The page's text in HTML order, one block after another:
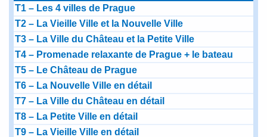
T1 – Les 4 villes de Prague
T2 – La Vieille Ville et la Nouvelle Ville
T3 – La Ville du Château et la Petite Ville
T4 – Promenade relaxante de Prague + le bateau
T5 – Le Château de Prague
T6 – La Nouvelle Ville en détail
T7 – La Ville du Château en détail
T8 – La Petite Ville en détail
T9 – La Vieille Ville en détail